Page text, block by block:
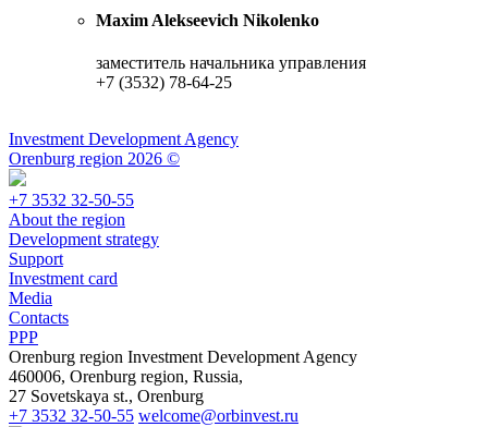
Maxim Alekseevich Nikolenko
заместитель начальника управления
+7 (3532) 78-64-25
Investment Development Agency
Orenburg region 2026 ©
+7 3532 32-50-55
About the region
Development strategy
Support
Investment card
Media
Contacts
PPP
Orenburg region Investment Development Agency
460006, Orenburg region, Russia,
27 Sovetskaya st., Orenburg
+7 3532 32-50-55 welcome@orbinvest.ru